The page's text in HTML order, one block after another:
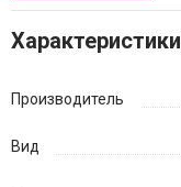
Характеристики
Производитель
Вид